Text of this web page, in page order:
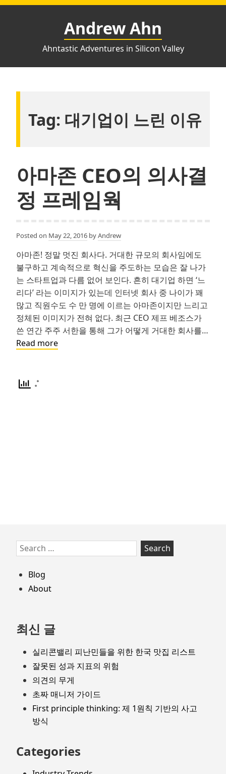
Skip
Andrew Ahn
Ahntastic Adventures in Silicon Valley
Tag: 대기업이 느린 이유
아마존 CEO의 의사결
정 프레임웍
Posted on May 22, 2016 byAndrew
아마존! 정말 멋진 회사다. 거대한 규모의 회사임에도
불구하고 계속적으로 혁신을 주도하는 모습은 잘 나가
는 스타트업과 다름 없어 보인다. 흔히 대기업 하면 ‘느
리다’ 라는 이미지가 있는데 인터넷 회사 중 나이가 꽤
많고 직원수도 수 만 명에 이르는 아마존이지만 느리고
정체된 이미지가 전혀 없다. 최근 CEO 제프 베조스가
쓴 연간 주주 서한을 통해 그가 어떻게 거대한 회사를…
Read more아
Skip
to
footer
Search
for:
Blog
About
최신 글
실리콘밸리 피난민들을 위한 한국 맛집 리스트
잘못된 성과 지표의 위험
의견의 무게
초짜 매니저 가이드
First principle thinking: 제 1원칙 기반의 사고
방식
Categories